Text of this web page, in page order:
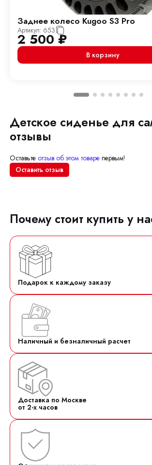
Заднее колесо Kugoo S3 Pro
Артикул: 653
2 500₽
В корзину
Детское сиденье для
отзывы
Оставьте отзыв об этом товаре первым!
Оставить отзыв
Почему стоит купить у
Подарок к каждому заказу
Наличный и безналичный расчет
Доставка по Москве
от 2-х часов